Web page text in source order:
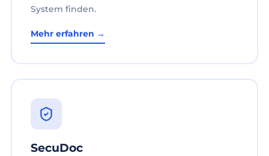
System finden.
Mehr erfahren →
SecuDoc